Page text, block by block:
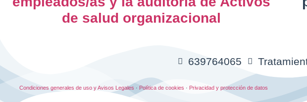
de salud organizacional
639764065
Condiciones generales de uso y Avisos Legales · Política de cookies · Privacidad y protección de datos